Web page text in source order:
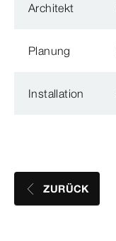
Architekt
Planung
Installation
ZURÜCK